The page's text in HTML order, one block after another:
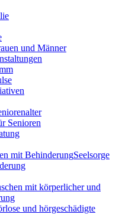
und Männer
Senioren
Seelsorge
mit körperlicher und
und hörgeschädigte